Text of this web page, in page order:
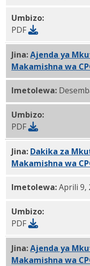
Umbizo:
PDF
Jina:Ajenda ya
Makamishna wa
Imetolewa:
Umbizo:
PDF
Jina: Dakika za
Makamishna wa
Imetolewa:Aprili 9,
Umbizo:
PDF
Jina:Ajenda ya
Makamishna wa